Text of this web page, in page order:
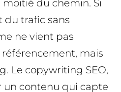
moitié du chemin. Si
du trafic sans
ne vient pas
mais
Le copywriting SEO,
un contenu qui capte